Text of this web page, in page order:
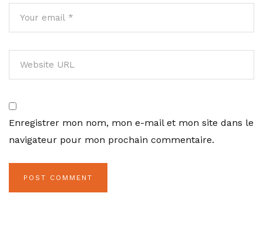
Enregistrer mon nom, mon e-mail et mon site dans le
navigateur pour mon prochain commentaire.